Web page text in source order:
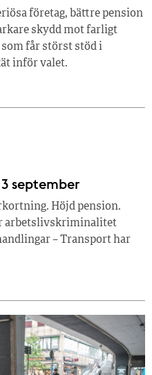
företag, bättre pension
skydd mot farligt
som får störst stöd i
inför valet.
september
Höjd pension.
arbetslivskriminalitet
– Transport har